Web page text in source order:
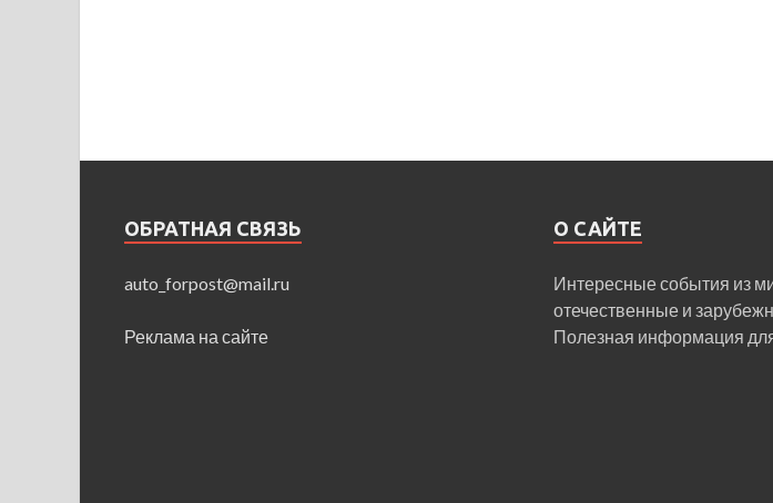
ОБРАТНАЯ СВЯЗЬ
auto_forpost@mail.ru
Реклама на сайте
О САЙТЕ
Интересные события из
отечественные и
Полезная информация